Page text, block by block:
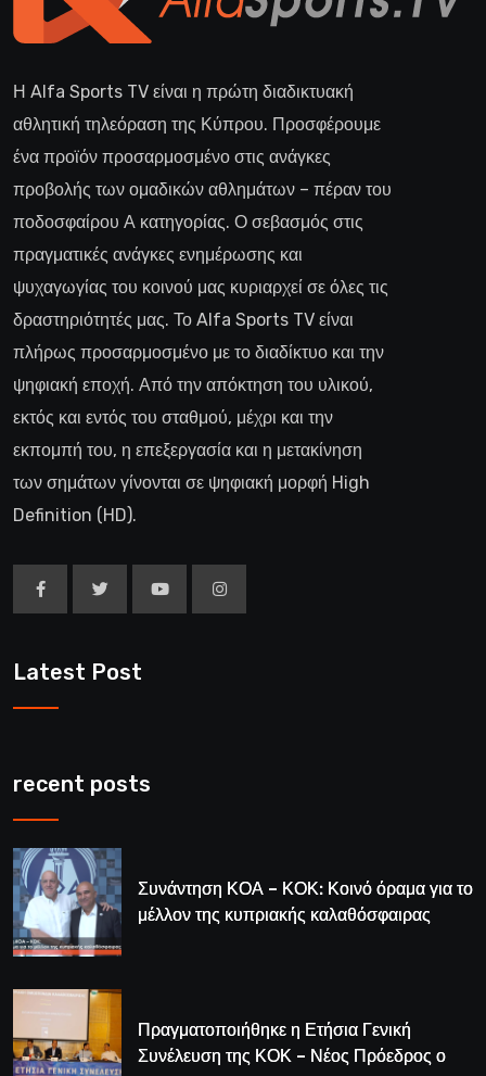
Η Alfa Sports TV είναι η πρώτη διαδικτυακή
αθλητική τηλεόραση της Κύπρου. Προσφέρουμε
ένα προϊόν προσαρμοσμένο στις ανάγκες
προβολής των ομαδικών αθλημάτων – πέραν του
ποδοσφαίρου Α κατηγορίας. Ο σεβασμός στις
πραγματικές ανάγκες ενημέρωσης και
ψυχαγωγίας του κοινού μας κυριαρχεί σε όλες τις
δραστηριότητές μας. Το Alfa Sports TV είναι
πλήρως προσαρμοσμένο με το διαδίκτυο και την
ψηφιακή εποχή. Από την απόκτηση του υλικού,
εκτός και εντός του σταθμού, μέχρι και την
εκπομπή του, η επεξεργασία και η μετακίνηση
των σημάτων γίνονται σε ψηφιακή μορφή High
Definition (HD).
Latest Post
recent posts
Συνάντηση ΚΟΑ – ΚΟΚ: Κοινό όραμα για το
μέλλον της κυπριακής καλαθόσφαιρας
Πραγματοποιήθηκε η Ετήσια Γενική
Συνέλευση της ΚΟΚ – Νέος Πρόεδρος ο